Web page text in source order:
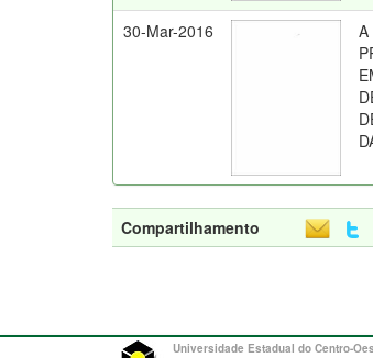
30-Mar-2016
A
Compartilhamento
Universidade Estadual do Centro-